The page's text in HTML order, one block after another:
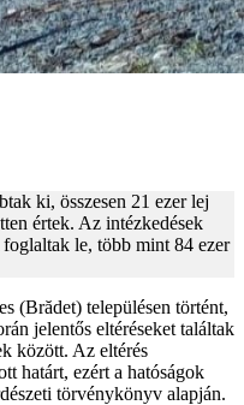
ki, összesen 21 ezer lej
értek. Az intézkedések
le, több mint 84 ezer
(Brădet) településen történt,
jelentős eltéréseket találtak
között. Az eltérés
határt, ezért a hatóságok
törvénykönyv alapján.